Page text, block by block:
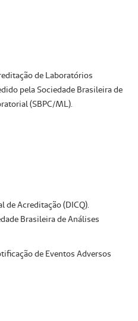
de Laboratórios
pela Sociedade Brasileira de
(SBPC/ML).
de Acreditação (DICQ).
Brasileira de Análises
de Eventos Adversos